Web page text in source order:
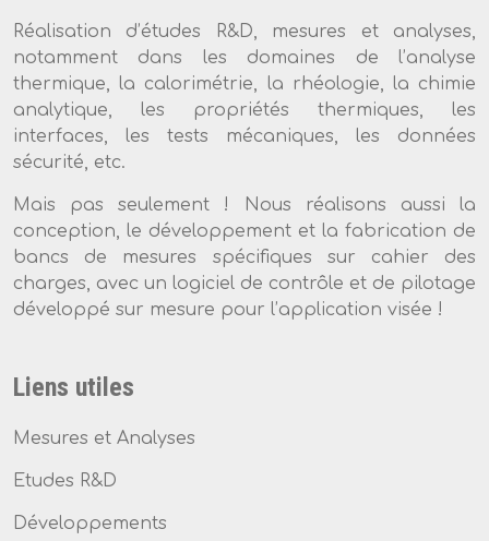
Réalisation d’études R&D, mesures et analyses,
notamment dans les domaines de l’analyse
thermique, la calorimétrie, la rhéologie, la chimie
analytique, les propriétés thermiques, les
interfaces, les tests mécaniques, les données
sécurité, etc.
Mais pas seulement ! Nous réalisons aussi la
conception, le développement et la fabrication de
bancs de mesures spécifiques sur cahier des
charges, avec un logiciel de contrôle et de pilotage
développé sur mesure pour l’application visée !
Liens utiles
Mesures et Analyses
Etudes R&D
Développements